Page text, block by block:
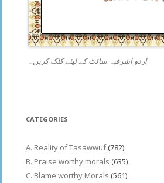
اردو اشرفیہ سائٹ کے لیئے کلک کریں۔
CATEGORIES
A. Reality of Tasawwuf(782)
B. Praise worthy morals (635)
C. Blame worthy Morals (561)